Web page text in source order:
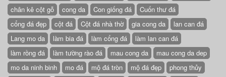
chân kê cột gỗ
cong da Con giống đá
Cuốn thư đá
cổng đá đẹp
cột đá Cột đá nhà thờ gia cong da
lan can đá
Lang mo da
làm bia đá làm cổng đá
làm lan can đá
làm rồng đá
làm tường rào đá mau cong da
mau cong da dep
mo da ninh binh
mo đá mộ đá tròn mộ đá đẹp
phong thủy